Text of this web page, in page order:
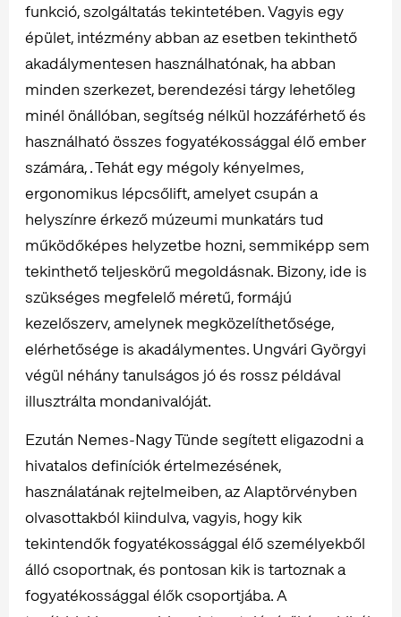
funkció, szolgáltatás tekintetében. Vagyis egy
épület, intézmény abban az esetben tekinthető
akadálymentesen használhatónak, ha abban
minden szerkezet, berendezési tárgy lehetőleg
minél önállóban, segítség nélkül hozzáférhető és
használható összes fogyatékossággal élő ember
számára, . Tehát egy mégoly kényelmes,
ergonomikus lépcsőlift, amelyet csupán a
helyszínre érkező múzeumi munkatárs tud
működőképes helyzetbe hozni, semmiképp sem
tekinthető teljeskörű megoldásnak. Bizony, ide is
szükséges megfelelő méretű, formájú
kezelőszerv, amelynek megközelíthetősége,
elérhetősége is akadálymentes. Ungvári Györgyi
végül néhány tanulságos jó és rossz példával
illusztrálta mondanivalóját.
Ezután Nemes-Nagy Tünde segített eligazodni a
hivatalos definíciók értelmezésének,
használatának rejtelmeiben, az Alaptörvényben
olvasottakból kiindulva, vagyis, hogy kik
tekintendők fogyatékossággal élő személyekből
álló csoportnak, és pontosan kik is tartoznak a
fogyatékossággal élők csoportjába. A